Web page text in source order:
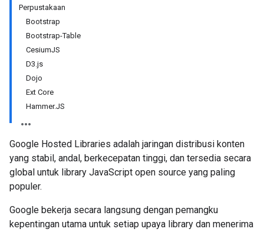
Perpustakaan
Bootstrap
Bootstrap-Table
CesiumJS
D3.js
Dojo
Ext Core
Hammer.JS
Google Hosted Libraries adalah jaringan distribusi konten
yang stabil, andal, berkecepatan tinggi, dan tersedia secara
global untuk library JavaScript open source yang paling
populer.
Google bekerja secara langsung dengan pemangku
kepentingan utama untuk setiap upaya library dan menerima